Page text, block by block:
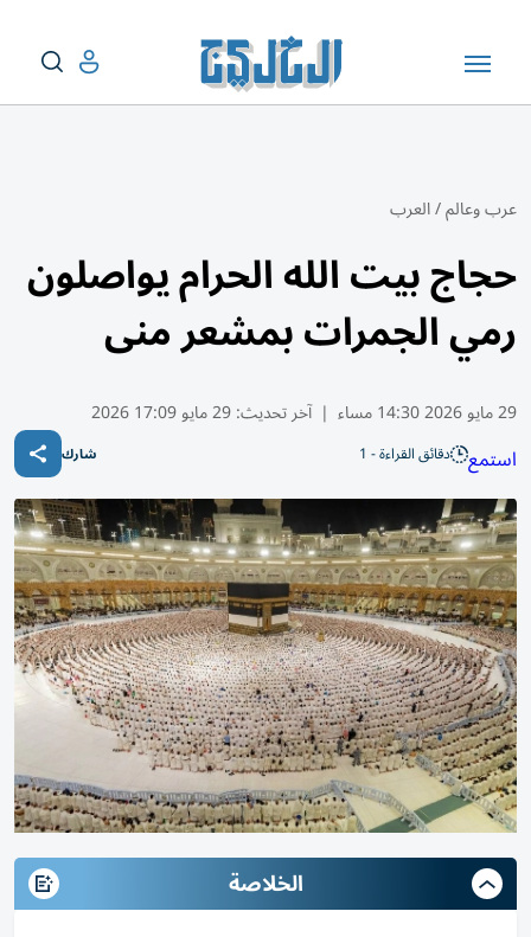
عرب وعالم/العرب
حجاج بيت الله الحرام يواصلون
رمي الجمرات بمشعر منى
29 مايو 2026 14:30 مساء | آخر تحديث:29 مايو 17:09 2026
استمع دقائق القراءة - 1 شارك
الخلاصة